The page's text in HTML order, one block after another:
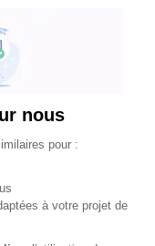
nous
:
pour :
à votre projet de